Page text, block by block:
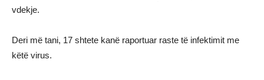
vdekje.
Deri më tani, 17 shtete kanë raportuar raste të infektimit me
këtë virus.